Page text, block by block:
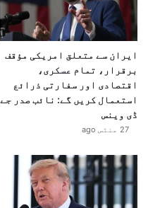
ایران سے متعلق امریکی مؤقف
برقرار، تمام عسکری،
اقتصادی اور سفارتی ذرائع
استعمال کریں گے: نائب صدر جے
ڈی وینس
27 منٹس ago